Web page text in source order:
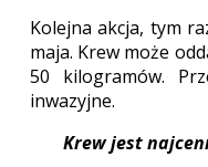
Kolejna akcja, tym
maja. Krew może
50 kilogramów.
inwazyjne.
Krew jest